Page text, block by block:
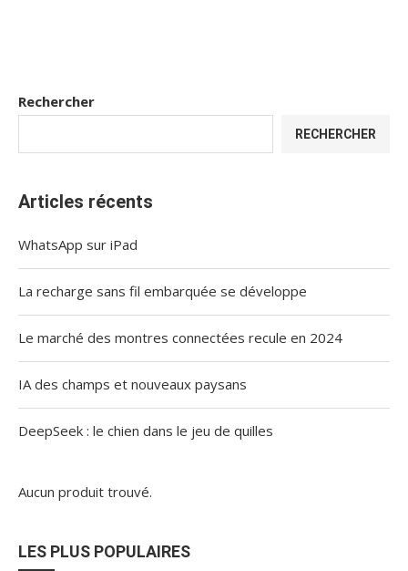
Rechercher
RECHERCHER
Articles récents
WhatsApp sur iPad
La recharge sans fil embarquée se développe
Le marché des montres connectées recule en 2024
IA des champs et nouveaux paysans
DeepSeek : le chien dans le jeu de quilles
Aucun produit trouvé.
LES PLUS POPULAIRES